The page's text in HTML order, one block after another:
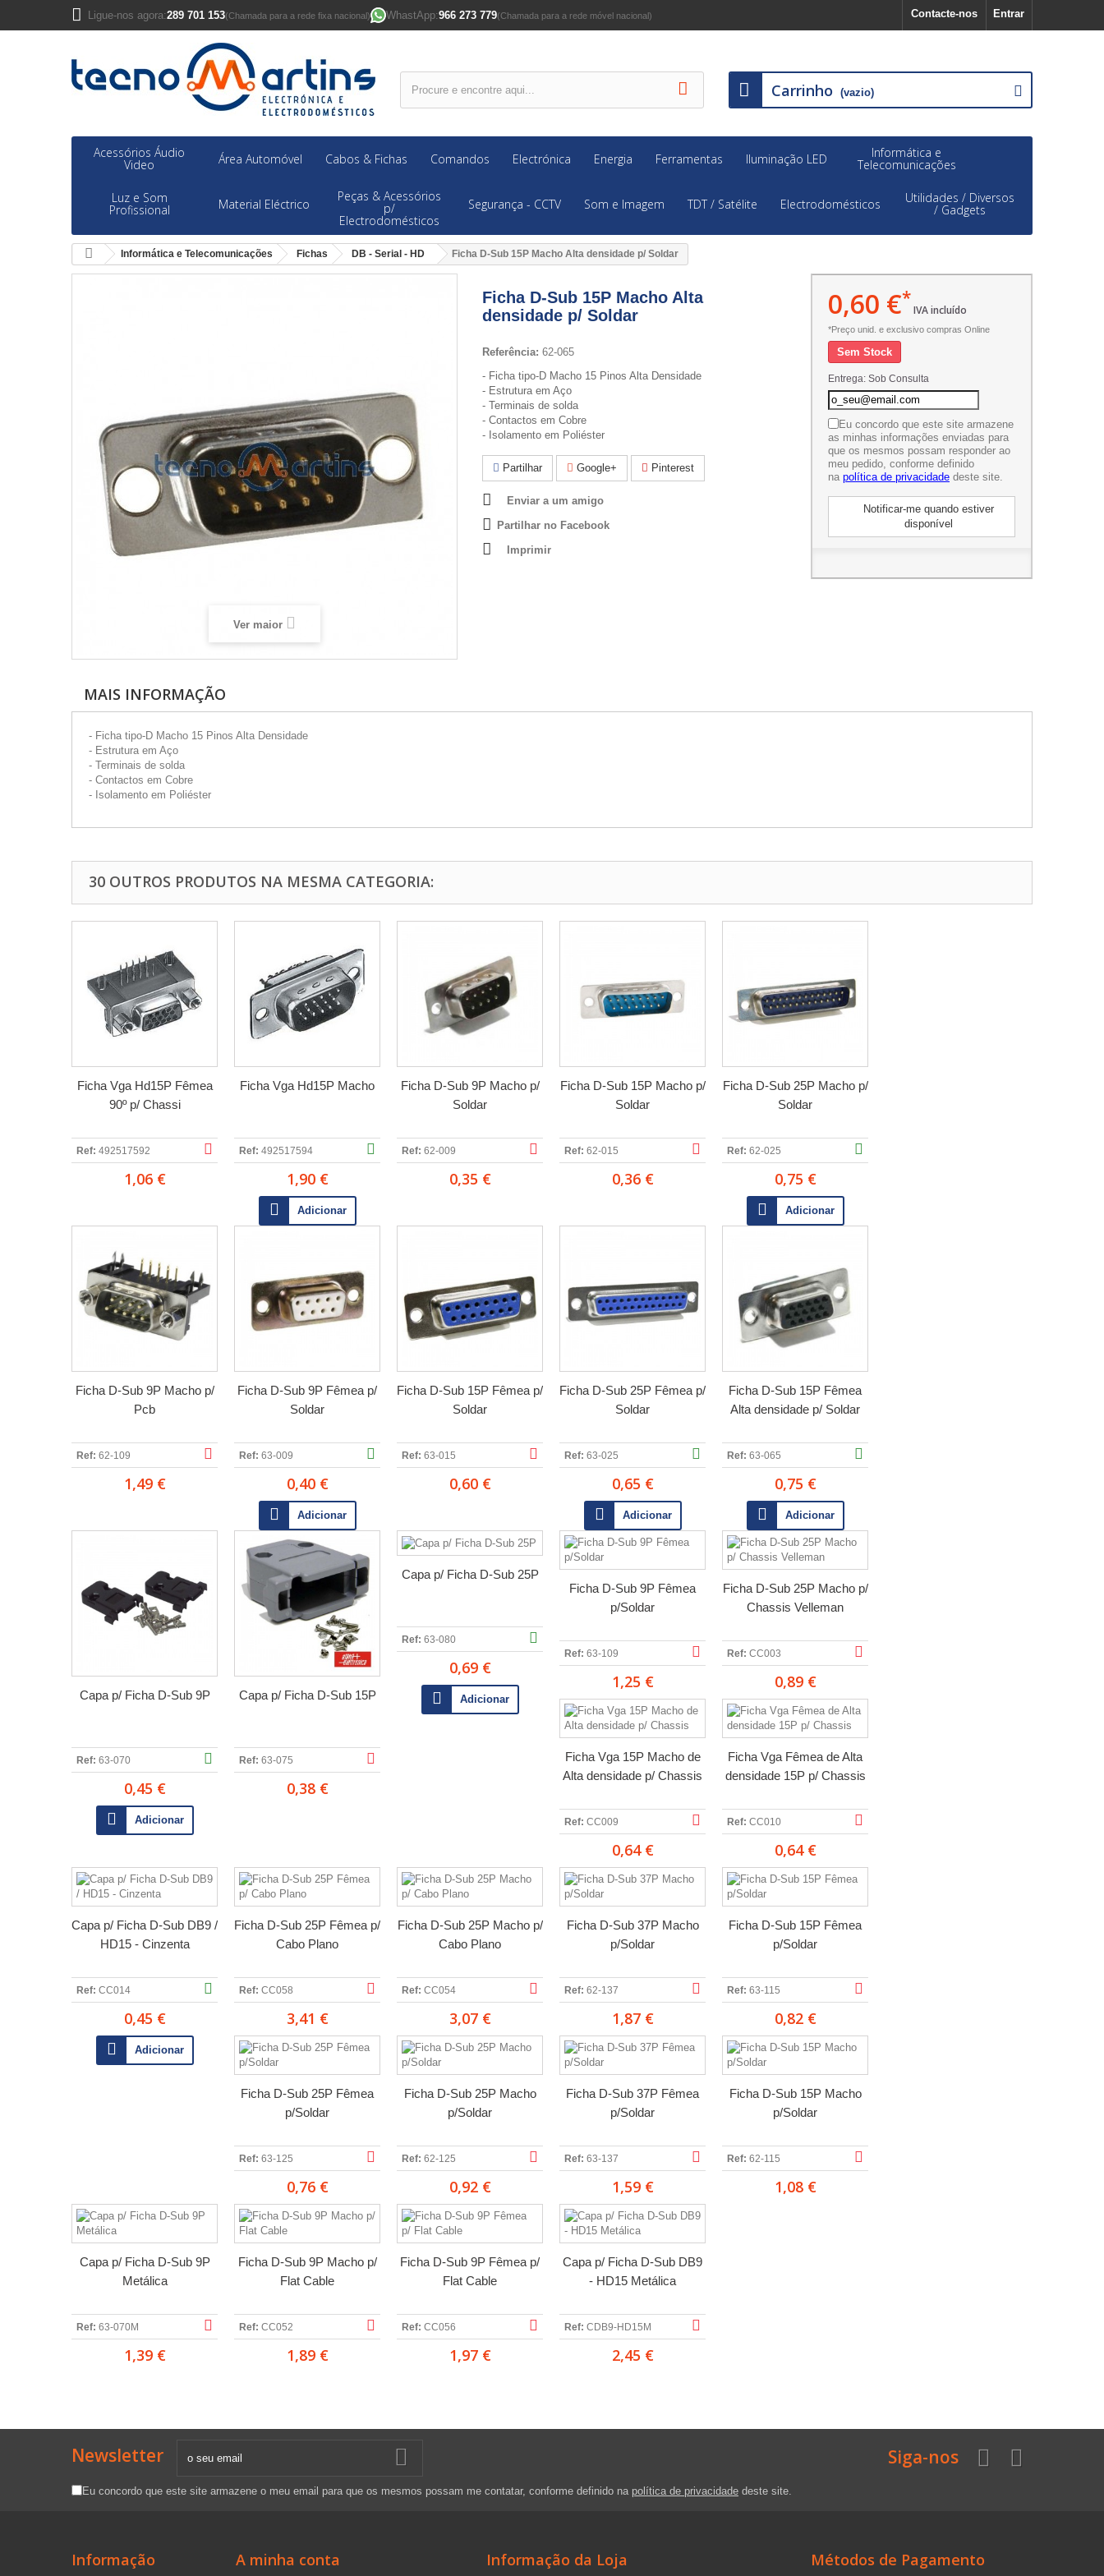
Entrar
Contacte-nos
Ligue-nos agora:289 701 153(Chamada para a rede fixa nacional) WhastApp:966 273 779(Chamada para a rede móvel nacional)
Carrinho (vazio)
Acessórios Áudio
Video Área Automóvel Cabos & Fichas Comandos Electrónica Energia Ferramentas Iluminação LED Informática e
Telecomunicações
Luz e Som
Profissional Material Eléctrico
Peças & Acessórios
p/
Electrodomésticos
Segurança - CCTV Som e Imagem TDT / Satélite Electrodomésticos Utilidades / Diversos
/ Gadgets
Informática e Telecomunicações Fichas DB - Serial - HD Ficha D-Sub 15P Macho Alta densidade p/ Soldar
Ver maior
Ficha D-Sub 15P Macho Alta
densidade p/ Soldar
Referência: 62-065
- Ficha tipo-D Macho 15 Pinos Alta Densidade
- Estrutura em Aço
- Terminais de solda
- Contactos em Cobre
- Isolamento em Poliéster
Partilhar Google+ Pinterest
Enviar a um amigo
Partilhar no Facebook
Imprimir
0,60 €*
IVA incluído
*Preço unid. e exclusivo compras Online
Sem Stock
Entrega: Sob Consulta
Eu concordo que este site armazene
as minhas informações enviadas para
que os mesmos possam responder ao
meu pedido, conforme definido
na política de privacidadedeste site.
Notificar-me quando estiver
disponível
MAIS INFORMAÇÃO
- Ficha tipo-D Macho 15 Pinos Alta Densidade
- Estrutura em Aço
- Terminais de solda
- Contactos em Cobre
- Isolamento em Poliéster
30 OUTROS PRODUTOS NA MESMA CATEGORIA:
Ficha Vga Hd15P Fêmea
90º p/ Chassi
Ref: 492517592
1,06 €
Ficha Vga Hd15P Macho
Ref: 492517594
1,90 €
Adicionar
Ficha D-Sub 9P Macho p/
Soldar
Ref: 62-009
0,35 €
Ficha D-Sub 15P Macho p/
Soldar
Ref: 62-015
0,36 €
Ficha D-Sub 25P Macho p/
Soldar
Ref: 62-025
0,75 €
Adicionar
Ficha D-Sub 9P Macho p/
Pcb
Ref: 62-109
1,49 €
Ficha D-Sub 9P Fêmea p/
Soldar
Ref: 63-009
0,40 €
Adicionar
Ficha D-Sub 15P Fêmea p/
Soldar
Ref: 63-015
0,60 €
Ficha D-Sub 25P Fêmea p/
Soldar
Ref: 63-025
0,65 €
Adicionar
Ficha D-Sub 15P Fêmea
Alta densidade p/ Soldar
Ref: 63-065
0,75 €
Adicionar
Capa p/ Ficha D-Sub 9P
Ref: 63-070
0,45 €
Adicionar
Capa p/ Ficha D-Sub 15P
Ref: 63-075
0,38 €
Capa p/ Ficha D-Sub 25P
Ref: 63-080
0,69 €
Adicionar
Ficha D-Sub 9P Fêmea
p/Soldar
Ref: 63-109
1,25 €
Ficha D-Sub 25P Macho p/
Chassis Velleman
Ref: CC003
0,89 €
Ficha Vga 15P Macho de
Alta densidade p/ Chassis
Ref: CC009
0,64 €
Ficha Vga Fêmea de Alta
densidade 15P p/ Chassis
Ref: CC010
0,64 €
Capa p/ Ficha D-Sub DB9 /
HD15 - Cinzenta
Ref: CC014
0,45 €
Adicionar
Ficha D-Sub 25P Fêmea p/
Cabo Plano
Ref: CC058
3,41 €
Ficha D-Sub 25P Macho p/
Cabo Plano
Ref: CC054
3,07 €
Ficha D-Sub 37P Macho
p/Soldar
Ref: 62-137
1,87 €
Ficha D-Sub 15P Fêmea
p/Soldar
Ref: 63-115
0,82 €
Ficha D-Sub 25P Fêmea
p/Soldar
Ref: 63-125
0,76 €
Ficha D-Sub 25P Macho
p/Soldar
Ref: 62-125
0,92 €
Ficha D-Sub 37P Fêmea
p/Soldar
Ref: 63-137
1,59 €
Ficha D-Sub 15P Macho
p/Soldar
Ref: 62-115
1,08 €
Capa p/ Ficha D-Sub 9P
Metálica
Ref: 63-070M
1,39 €
Ficha D-Sub 9P Macho p/
Flat Cable
Ref: CC052
1,89 €
Ficha D-Sub 9P Fêmea p/
Flat Cable
Ref: CC056
1,97 €
Capa p/ Ficha D-Sub DB9
- HD15 Metálica
Ref: CDB9-HD15M
2,45 €
Newsletter
Eu concordo que este site armazene o meu email para que os mesmos possam me contatar, conforme definido na política de privacidade deste site.
Siga-nos
Informação A minha conta Informação da Loja Métodos de Pagamento